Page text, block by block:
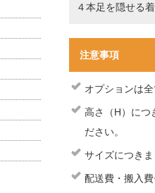
４本足を隠せる
注意事項
オプションは全
高さ（H）につ
ださい。
サイズにつき
配送費・搬入